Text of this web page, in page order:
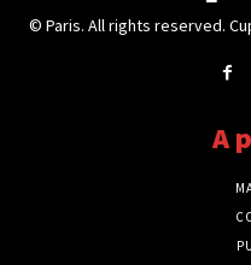
© Paris. All rights reserved.
A